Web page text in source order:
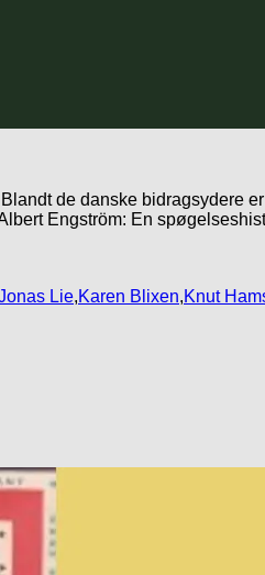
de danske bidragsydere
Engström: En
Lie,Karen Blixen,Knut